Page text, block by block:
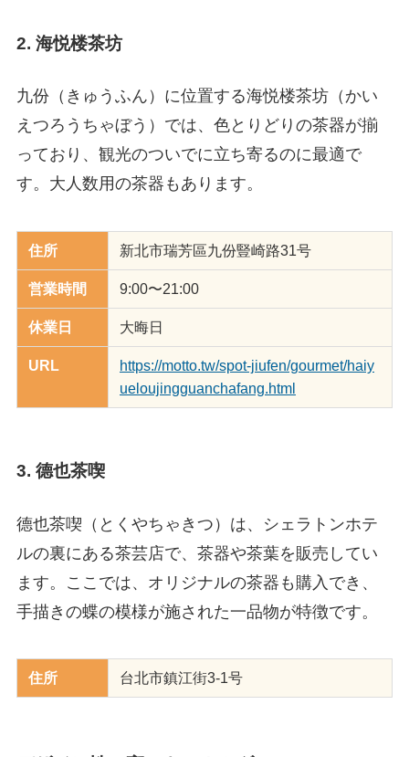
2. 海悦楼茶坊
九份（きゅうふん）に位置する海悦楼茶坊（かい
えつろうちゃぼう）では、色とりどりの茶器が揃
っており、観光のついでに立ち寄るのに最適で
す。大人数用の茶器もあります。
住所 新北市瑞芳區九份豎崎路31号
営業時間 9:00〜21:00
休業日 大晦日
URL
https://motto.tw/spot-jiufen/gourmet/haiy
ueloujingguanchafang.html
3. 德也茶喫
德也茶喫（とくやちゃきつ）は、シェラトンホテ
ルの裏にある茶芸店で、茶器や茶葉を販売してい
ます。ここでは、オリジナルの茶器も購入でき、
手描きの蝶の模様が施された一品物が特徴です。
住所 台北市鎮江街3-1号